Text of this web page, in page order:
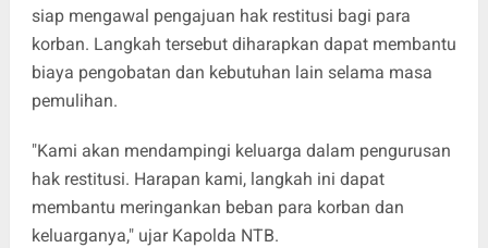
siap mengawal pengajuan hak restitusi bagi para
korban. Langkah tersebut diharapkan dapat membantu
biaya pengobatan dan kebutuhan lain selama masa
pemulihan.
"Kami akan mendampingi keluarga dalam pengurusan
hak restitusi. Harapan kami, langkah ini dapat
membantu meringankan beban para korban dan
keluarganya," ujar Kapolda NTB.